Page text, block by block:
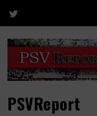
content
PSVReport